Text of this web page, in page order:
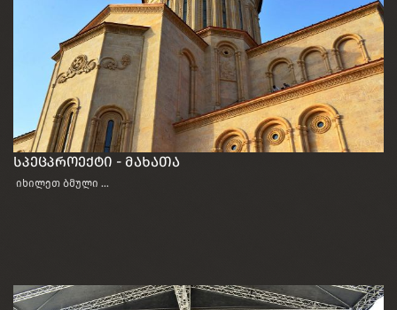
სპეცპროექტი - მახათა
იხილეთ ბმული ...